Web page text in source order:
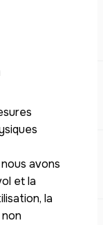
avons
et la
la